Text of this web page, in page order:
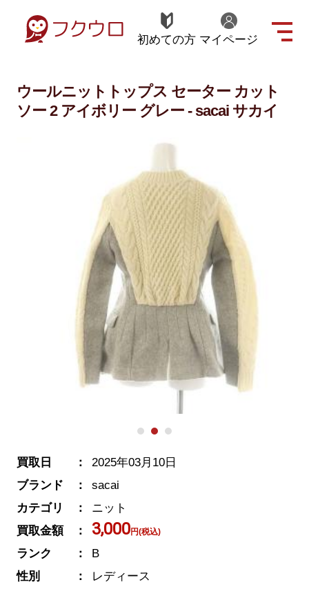
初めての方 マイページ
ウールニットトップス セーター カット
ソー 2 アイボリー グレー - sacai サカイ
買取日
2025年03月10日
ブランド
sacai
カテゴリ
ニット
買取金額
3,000円(税込)
ランク
B
性別
レディース